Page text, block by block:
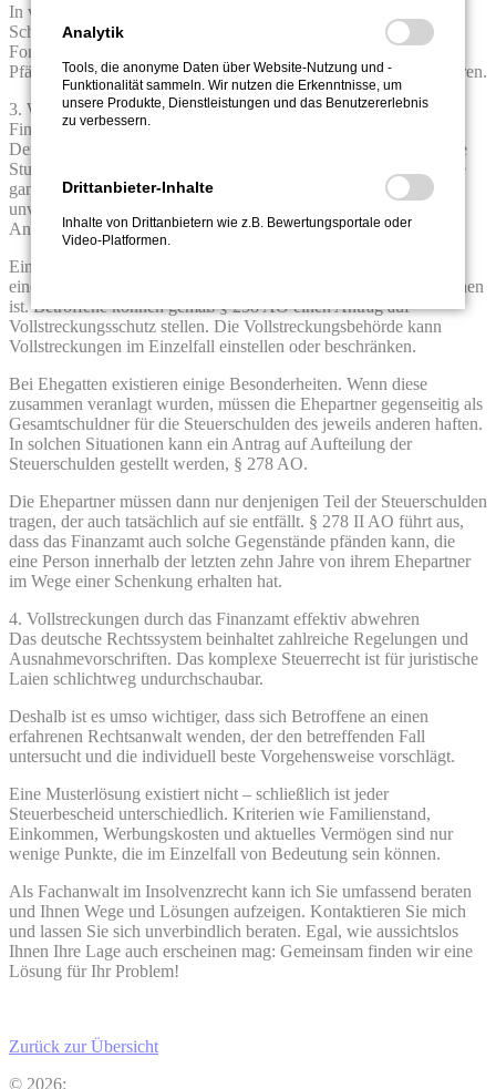
In vielen Situationen ist der Steuerbescheid richtig errechnet. Der
Schuldner ist aber finanziell schlichtweg nicht in der Lage die
Forderungen zu begleichen. In einem solchen Fall kann man eine
Pfändung durch das Finanzamt auf verschiedenen Wegen abwehren.
3. Was muss der Schuldner über die Vollstreckung durch das
Finanzamt wissen?
Der Schuldner kann beispielsweise einen Antrag auf eine zinslose
Stundung stellen, § 222 AO. Finanzbehörden können die Beträge
ganz oder zum Teil stunden, wenn mit deren Erhebung eine
unverhältnismäßig große Härte verbunden ist. Allerdings darf der
Anspruch durch eine Stundung nicht gefährdet erscheinen.
Eine Ratenzahlung wird nur dann gewährt, wenn der Antrag mit
einer ausführlichen Einkommens- und Vermögensauskunft versehen
ist. Betroffene können gemäß § 258 AO einen Antrag auf
Vollstreckungsschutz stellen. Die Vollstreckungsbehörde kann
Vollstreckungen im Einzelfall einstellen oder beschränken.
Bei Ehegatten existieren einige Besonderheiten. Wenn diese
zusammen veranlagt wurden, müssen die Ehepartner gegenseitig als
Gesamtschuldner für die Steuerschulden des jeweils anderen haften.
In solchen Situationen kann ein Antrag auf Aufteilung der
Steuerschulden gestellt werden, § 278 AO.
Die Ehepartner müssen dann nur denjenigen Teil der Steuerschulden
tragen, der auch tatsächlich auf sie entfällt. § 278 II AO führt aus,
dass das Finanzamt auch solche Gegenstände pfänden kann, die
eine Person innerhalb der letzten zehn Jahre von ihrem Ehepartner
im Wege einer Schenkung erhalten hat.
4. Vollstreckungen durch das Finanzamt effektiv abwehren
Das deutsche Rechtssystem beinhaltet zahlreiche Regelungen und
Ausnahmevorschriften. Das komplexe Steuerrecht ist für juristische
Laien schlichtweg undurchschaubar.
Deshalb ist es umso wichtiger, dass sich Betroffene an einen
erfahrenen Rechtsanwalt wenden, der den betreffenden Fall
untersucht und die individuell beste Vorgehensweise vorschlägt.
Eine Musterlösung existiert nicht – schließlich ist jeder
Steuerbescheid unterschiedlich. Kriterien wie Familienstand,
Einkommen, Werbungskosten und aktuelles Vermögen sind nur
wenige Punkte, die im Einzelfall von Bedeutung sein können.
Als Fachanwalt im Insolvenzrecht kann ich Sie umfassend beraten
und Ihnen Wege und Lösungen aufzeigen. Kontaktieren Sie mich
und lassen Sie sich unverbindlich beraten. Egal, wie aussichtslos
Ihnen Ihre Lage auch erscheinen mag: Gemeinsam finden wir eine
Lösung für Ihr Problem!
Zurück zur Übersicht
© 2026:
Analytik
Tools, die anonyme Daten über Website-Nutzung und -
Funktionalität sammeln. Wir nutzen die Erkenntnisse, um
unsere Produkte, Dienstleistungen und das Benutzererlebnis
zu verbessern.
Drittanbieter-Inhalte
Inhalte von Drittanbietern wie z.B. Bewertungsportale oder
Video-Platformen.